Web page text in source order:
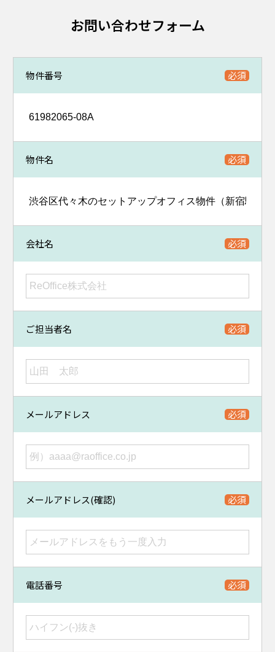
お問い合わせフォーム
物件番号
物件名
会社名
ご担当者名
メールアドレス
メールアドレス(確認)
電話番号